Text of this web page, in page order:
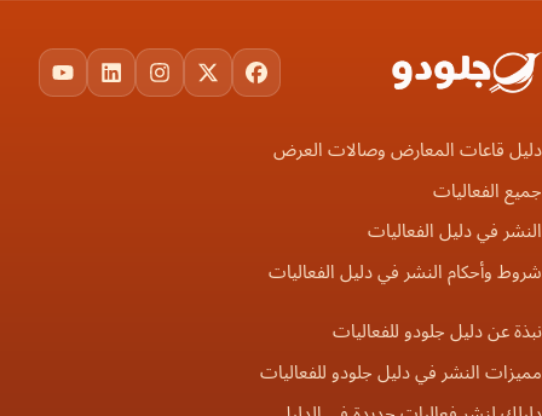
Facebook
X
Instagram
LinkedIn
دليل قاعات المعارض وصالات العرض
جميع الفعاليات
النشر في دليل الفعاليات
شروط وأحكام النشر في دليل الفعاليات
نبذة عن دليل جلودو للفعاليات
مميزات النشر في دليل جلودو للفعاليات